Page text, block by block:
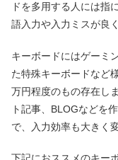
ドを多用する人には指
語入力や入力ミスが良
キーボードにはゲーミ
た特殊キーボードなど
万円程度のもの存在し
ト記事、BLOGなどを
で、入力効率も大きく